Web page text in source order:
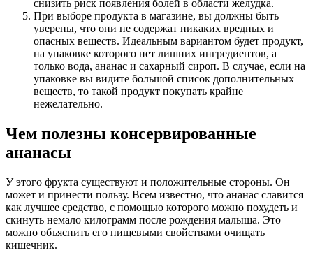
снизить риск появления болей в области желудка.
При выборе продукта в магазине, вы должны быть
уверены, что они не содержат никаких вредных и
опасных веществ. Идеальным вариантом будет продукт,
на упаковке которого нет лишних ингредиентов, а
только вода, ананас и сахарный сироп. В случае, если на
упаковке вы видите большой список дополнительных
веществ, то такой продукт покупать крайне
нежелательно.
Чем полезны консервированные
ананасы
У этого фрукта существуют и положительные стороны. Он
может и принести пользу. Всем известно, что ананас славится
как лучшее средство, с помощью которого можно похудеть и
скинуть немало килограмм после рождения малыша. Это
можно объяснить его пищевыми свойствами очищать
кишечник.